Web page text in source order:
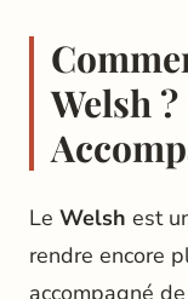
Welsh
Le Welsh est
rendre encore
accompagné